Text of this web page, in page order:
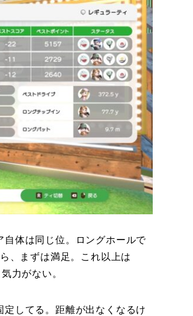
自体は同じ位。ロングホールで
、まずは満足。これ以上は
力がない。
してる。距離が出なくなるけ